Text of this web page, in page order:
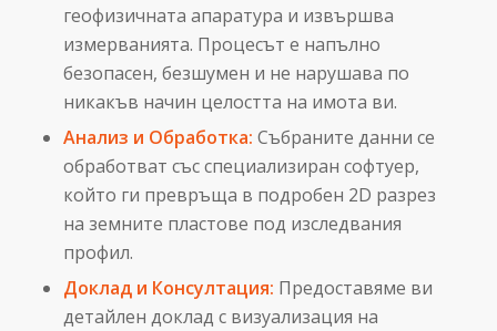
геофизичната апаратура и извършва
измерванията. Процесът е напълно
безопасен, безшумен и не нарушава по
никакъв начин целостта на имота ви.
Анализ и Обработка: Събраните данни се
обработват със специализиран софтуер,
който ги превръща в подробен 2D разрез
на земните пластове под изследвания
профил.
Доклад и Консултация: Предоставяме ви
детайлен доклад с визуализация на